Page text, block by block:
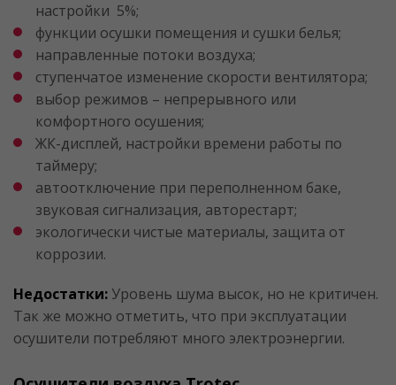
настройки 5%;
функции осушки помещения и сушки белья;
направленные потоки воздуха;
ступенчатое изменение скорости вентилятора;
выбор режимов – непрерывного или
комфортного осушения;
ЖК-дисплей, настройки времени работы по
таймеру;
автоотключение при переполненном баке,
звуковая сигнализация, авторестарт;
экологически чистые материалы, защита от
коррозии.
Недостатки: Уровень шума высок, но не критичен.
Так же можно отметить, что при эксплуатации
осушители потребляют много электроэнергии.